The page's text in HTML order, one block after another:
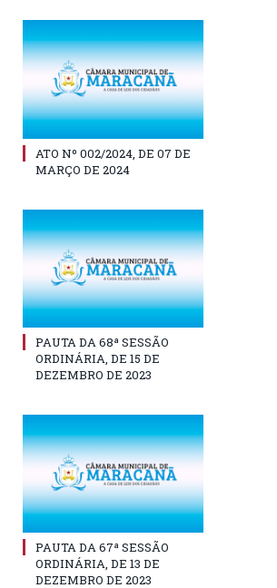
ATO Nº 002/2024, DE 07 DE
MARÇO DE 2024
PAUTA DA 68ª SESSÃO
ORDINÁRIA, DE 15 DE
DEZEMBRO DE 2023
PAUTA DA 67ª SESSÃO
ORDINÁRIA, DE 13 DE
DEZEMBRO DE 2023